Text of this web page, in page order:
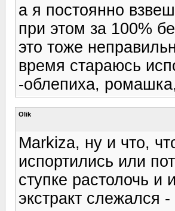
а я постоянно
при этом за 100%
это тоже
время стараюсь
-облепиха,
Olik
Markiza, ну и что,
испортились или
ступке растолочь и
экстракт слежался